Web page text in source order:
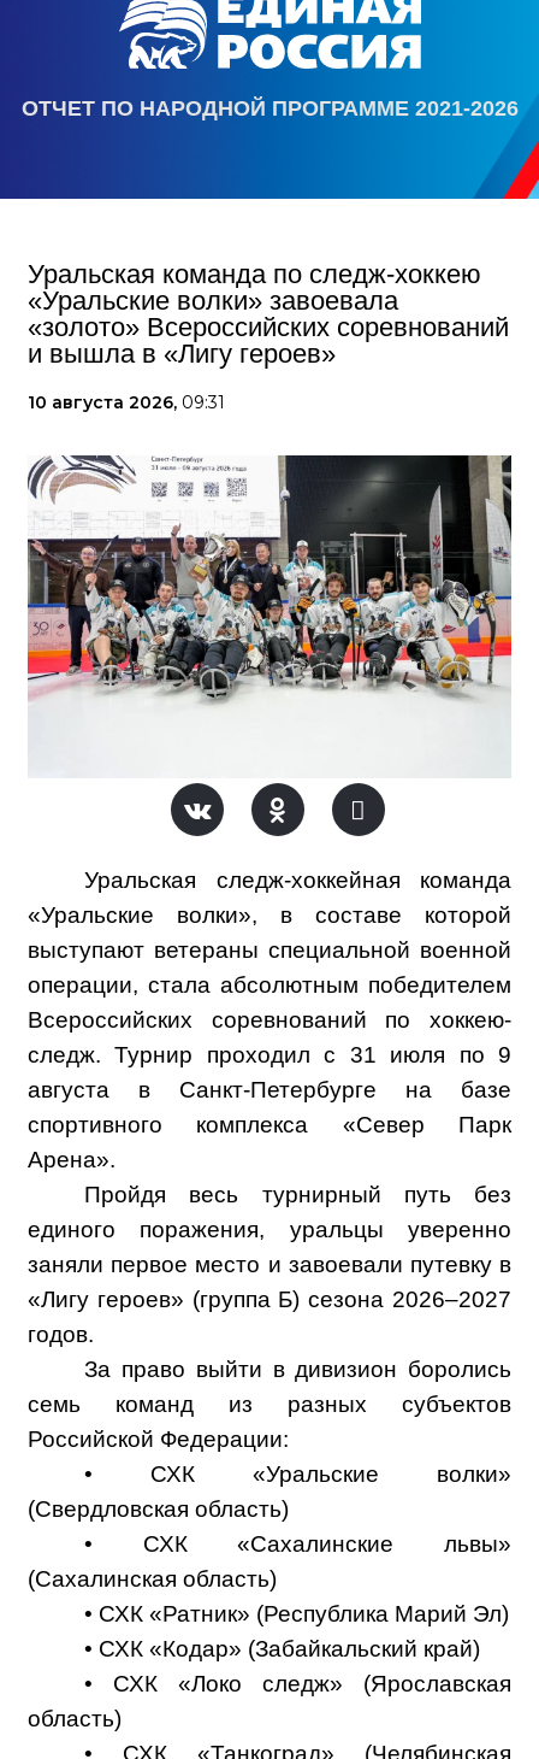
ОТЧЕТ ПО НАРОДНОЙ ПРОГРАММЕ 2021-2026
Уральская команда по следж-хоккею
«Уральские волки» завоевала
«золото» Всероссийских соревнований
и вышла в «Лигу героев»
10 августа 2026, 09:31
Уральская следж-хоккейная команда
«Уральские волки», в составе которой
выступают ветераны специальной военной
операции, стала абсолютным победителем
Всероссийских соревнований по хоккею-
следж. Турнир проходил с 31 июля по 9
августа в Санкт-Петербурге на базе
спортивного комплекса «Север Парк
Арена».
Пройдя весь турнирный путь без
единого поражения, уральцы уверенно
заняли первое место и завоевали путевку в
«Лигу героев» (группа Б) сезона 2026–2027
годов.
За право выйти в дивизион боролись
семь команд из разных субъектов
Российской Федерации:
• СХК «Уральские волки»
(Свердловская область)
• СХК «Сахалинские львы»
(Сахалинская область)
• СХК «Ратник» (Республика Марий Эл)
• СХК «Кодар» (Забайкальский край)
• СХК «Локо следж» (Ярославская
область)
• СХК «Танкоград» (Челябинская